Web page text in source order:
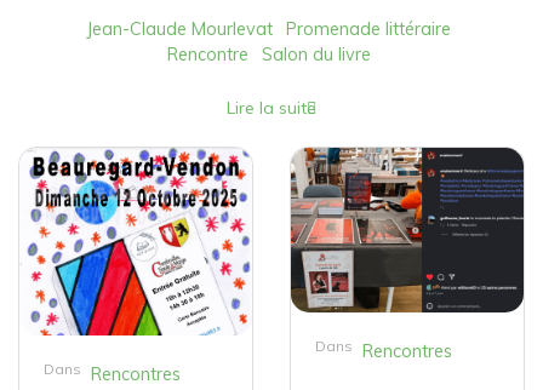
Jean-Claude Mourlevat
Promenade littéraire
Rencontre
Salon du livre
Lire la suite
Dans Rencontres
Dans Rencontres